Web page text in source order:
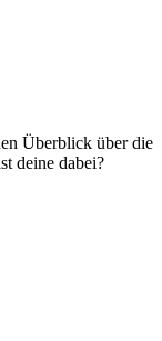
Überblick über die
deine dabei?